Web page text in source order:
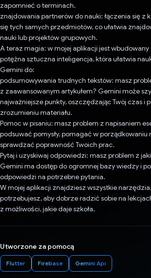
zapomnieć o terminach.
znajdowania partnerów do nauki: łączenia się z
się tych samych przedmiotów, co ułatwia
nauki lub projektów grupowych.
A teraz magia: w mojej aplikacji jest wbudowany
potężna sztuczna inteligencja, która ułatwia
Gemini do:
podsumowywania trudnych tekstów: masz
z zaawansowanym artykułem? Gemini może
najważniejsze punkty, oszczędzając Twój czas i
zrozumieniu materiału.
Pomoc w pisaniu: masz problem z napisaniem
podsuwać pomysły, pomagać w porządkowaniu
sprawdzać poprawność Twoich prac.
Pytaj i uzyskiwaj odpowiedzi: masz problem z
Gemini ma dostęp do ogromnej bazy wiedzy i
odpowiedzi na potrzebne pytania.
W mojej aplikacji znajdziesz wszystkie
potrzebujesz, aby dobrze radzić sobie na
z możliwości, jakie daje szkoła.
Utworzone za pomocą
Flutter Firebase Gemini Api